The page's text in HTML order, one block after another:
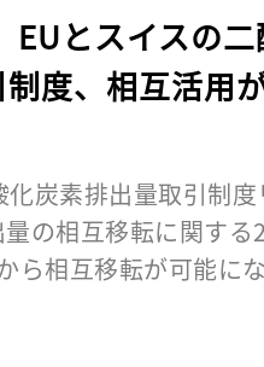
EUとスイスの
度、相互活用
炭素排出量取引制
の相互移転に関す
ら相互移転が可能